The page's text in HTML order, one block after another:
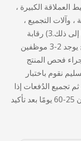
العملاقة الكبيرة ،
، وآلات التجميع ،
وآلات القطع ، وآلات السفع بالخردق ، وما إلى ذلك.3) رقابة
صارمة على الجودة ، فحص كل رابط إنتاج يوجد 2-3 موظفين
فحص المنتج
التسليم نقوم باختبار
تجميع الدُفعات إذا
كانوا مؤهلين 5) التسليم الفوري في غضون 25-60 يومًا بعد تأكيد